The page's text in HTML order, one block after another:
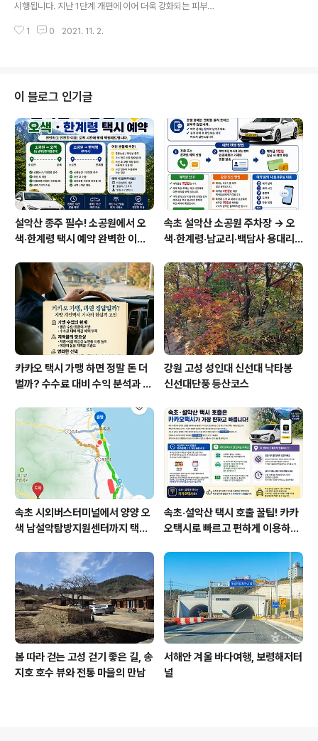
시행됩니다. 지난 1단계 개편에 이어 더욱 강화되는 피부양
입니다.. 현재 국민연금, 공무원연금, 사학연금, 군인연금,
1 0 2021. 11. 2.
이 블로그 인기글
설악산 종주 필수! 소공원에서 오
색·한계령 택시 예약 완벽한 이용
속초 설악산 소공원 주차장 → 오
색·한계령·남교리·백담사 용대리
카카오 택시 가맹 하면 정말 돈 더
벌까? 수수료 대비 수익 분석과 비
강원 고성 성인대 신선대 낙타봉
신선대단풍 등산코스
속초 시외버스터미널에서 양양 오
색 남설악탐방지원센터까지 택시
속초·설악산 택시 호출 꿀팁! 카카
오택시로 빠르고 편하게 이용하는
봄 따라 걷는 ​고성 걷기 좋은 길, 송
지호 호수 뷰와 전통 마을의 만남
서해안 겨울 바다여행, 보령해저터
널